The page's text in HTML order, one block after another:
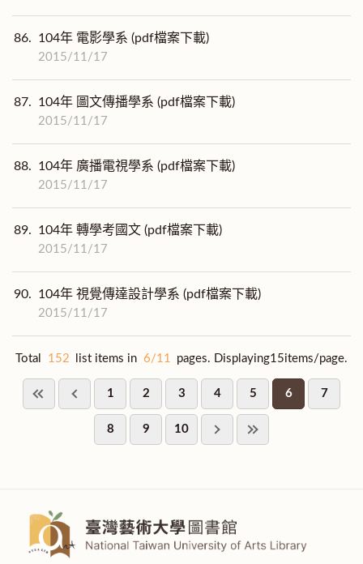
86. 104年 電影學系 (pdf檔案下載)
2015/11/17
87. 104年 圖文傳播學系 (pdf檔案下載)
2015/11/17
88. 104年 廣播電視學系 (pdf檔案下載)
2015/11/17
89. 104年 轉學考國文 (pdf檔案下載)
2015/11/17
90. 104年 視覺傳達設計學系 (pdf檔案下載)
2015/11/17
Total 152 list items in 6/11 pages. Displaying15items/page.
1 2 3 4 5 6 7
8 9 10